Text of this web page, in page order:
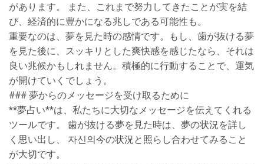
があります。 また、これまで努力してきたことが実を結
び、経済的に豊かになる兆しである可能性も。
重要なのは、夢を見た時の感情です。もし、歯が抜ける夢
を見た後に、スッキリとした爽快感を感じたなら、それは
良い兆候かもしれません。積極的に行動することで、運気
が開けていくでしょう。
### 夢からのメッセージを受け取るために
**夢占い**は、私たちに大切なメッセージを伝えてくれる
ツールです。 歯が抜ける夢を見た時は、夢の状況を詳し
く思い出し、 자신의今の状況と照らし合わせてみること
が大切です。